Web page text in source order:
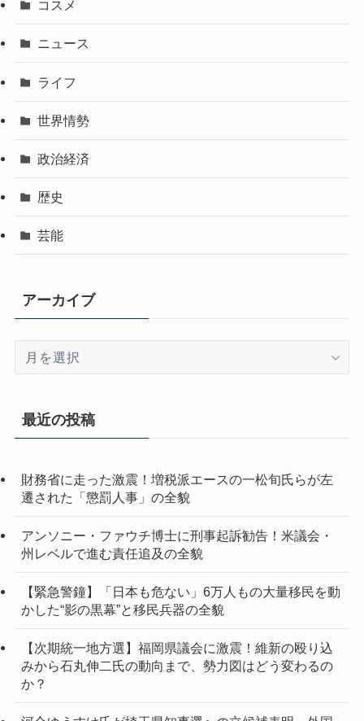
コスメ
ニュース
ライフ
世界情勢
政治経済
歴史
芸能
アーカイブ
イ
最近の投稿
財務省に走った激震！増税派エースの一松旬氏らが左
遷された「懲罰人事」の全貌
アンソニー・ファウチ博士に刑事起訴勧告！米議会・
州レベルで進む責任追及の全貌
【緊急警鐘】「日本も危ない」6万人もの大量移民を動
かした“影の黒幕”と移民兵器の全貌
【次期統一地方選】福岡県議会に激震！維新の殴り込
みから石丸伸二氏の動向まで、勢力図はどう変わるの
か？